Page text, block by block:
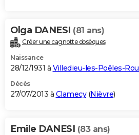
Olga DANESI (81 ans)
Créer une cagnotte obsèques
Naissance
28/12/1931 à Villedieu-les-Poêles-
Décès
27/07/2013 à Clamecy(Nièvre)
Emile DANESI (83 ans)